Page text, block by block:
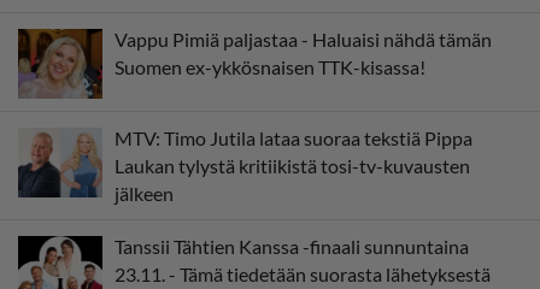
Vappu Pimiä paljastaa - Haluaisi nähdä tämän
Suomen ex-ykkösnaisen TTK-kisassa!
MTV: Timo Jutila lataa suoraa tekstiä Pippa
Laukan tylystä kritiikistä tosi-tv-kuvausten
jälkeen
Tanssii Tähtien Kanssa -finaali sunnuntaina
23.11. - Tämä tiedetään suorasta lähetyksestä